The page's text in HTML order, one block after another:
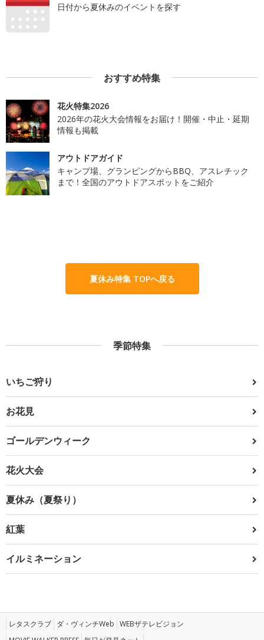
日付から夏休みのイベントを探す
おすすめ特集
花火特集2026
2026年の花火大会情報をお届け！開催・中止・延期
情報も掲載
アウトドアガイド
キャンプ場、グランピングからBBQ、アスレチック
まで！全国のアウトドアスポットをご紹介
夏休み特集 TOPへ戻る
季節特集
いちご狩り
お花見
ゴールデンウィーク
花火大会
夏休み（夏祭り）
紅葉
イルミネーション
レタスクラブ ダ・ヴィンチWeb WEBザテレビジョン